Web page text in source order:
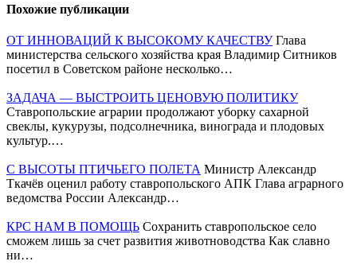
Похожие публикации
ОТ ИННОВАЦИЙ К ВЫСОКОМУ КАЧЕСТВУ Глава
министерства сельского хозяйства края Владимир Ситников
посетил в Советском районе несколько…
ЗАДАЧА — ВЫСТРОИТЬ ЦЕНОВУЮ ПОЛИТИКУ
Ставропольские аграрии продолжают уборку сахарной
свеклы, кукурузы, подсолнечника, винограда и плодовых
культур.…
С ВЫСОТЫ ПТИЧЬЕГО ПОЛЕТА Министр Александр
Ткачёв оценил работу ставропольского АПК Глава аграрного
ведомства России Александр…
КРС НАМ В ПОМОЩЬ Сохранить ставропольское село
сможем лишь за счет развития животноводства Как славно
ни…